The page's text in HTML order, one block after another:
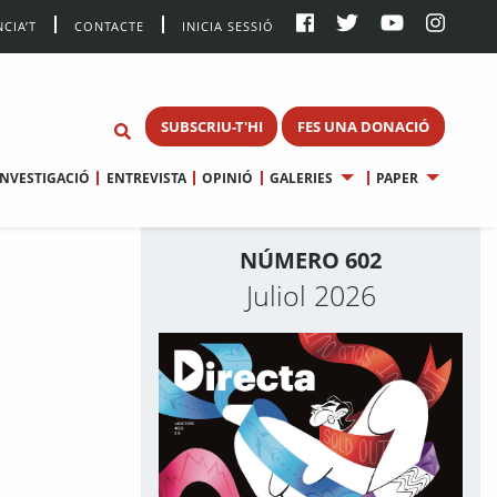
CONTACTE INICIA SESSIÓ
SUBSCRIU-T'HI FES UNA DONACIÓ
ENTREVISTA OPINIÓ GALERIES PAPER
NÚMERO 602
Juliol 2026